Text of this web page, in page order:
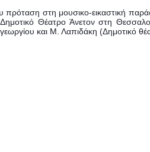
πρόταση στη μουσικο-
Θέατρο Άνετον στη
και Μ. Λαπιδάκη (Δημοτικό